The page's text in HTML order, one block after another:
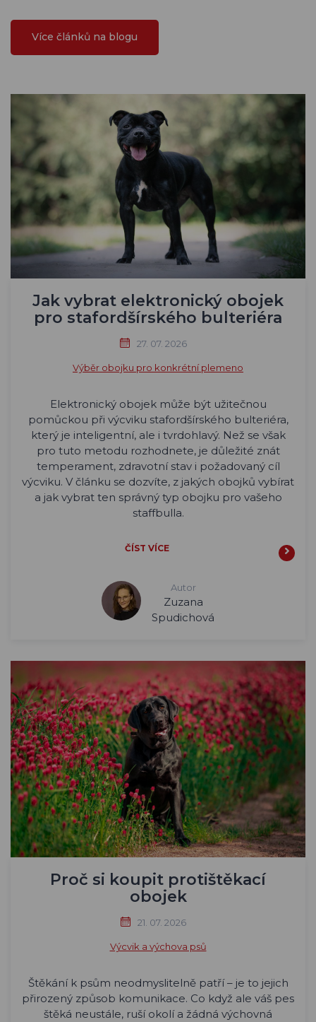
Více článků na blogu
Jak vybrat elektronický obojek
pro stafordšírského bulteriéra
27. 07. 2026
Výběr obojku pro konkrétní plemeno
Elektronický obojek může být užitečnou
pomůckou při výcviku stafordšírského bulteriéra,
který je inteligentní, ale i tvrdohlavý. Než se však
pro tuto metodu rozhodnete, je důležité znát
temperament, zdravotní stav i požadovaný cíl
výcviku. V článku se dozvíte, z jakých obojků vybírat
a jak vybrat ten správný typ obojku pro vašeho
staffbulla.
ČÍST VÍCE
Autor
Zuzana
Spudichová
Proč si koupit protištěkací
obojek
21. 07. 2026
Výcvik a výchova psů
Štěkání k psům neodmyslitelně patří – je to jejich
přirozený způsob komunikace. Co když ale váš pes
štěká neustále, ruší okolí a žádná výchovná